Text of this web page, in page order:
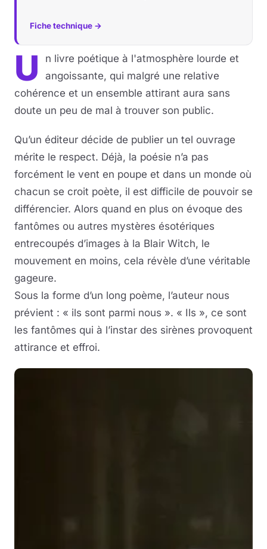
Fiche technique →
U
n livre poétique à l'atmosphère lourde et
angoissante, qui malgré une relative
cohérence et un ensemble attirant aura sans
doute un peu de mal à trouver son public.
Qu’un éditeur décide de publier un tel ouvrage
mérite le respect. Déjà, la poésie n’a pas
forcément le vent en poupe et dans un monde où
chacun se croit poète, il est difficile de pouvoir se
différencier. Alors quand en plus on évoque des
fantômes ou autres mystères ésotériques
entrecoupés d’images à la Blair Witch, le
mouvement en moins, cela révèle d’une véritable
gageure.
Sous la forme d’un long poème, l’auteur nous
prévient : « ils sont parmi nous ». « Ils », ce sont
les fantômes qui à l’instar des sirènes provoquent
attirance et effroi.